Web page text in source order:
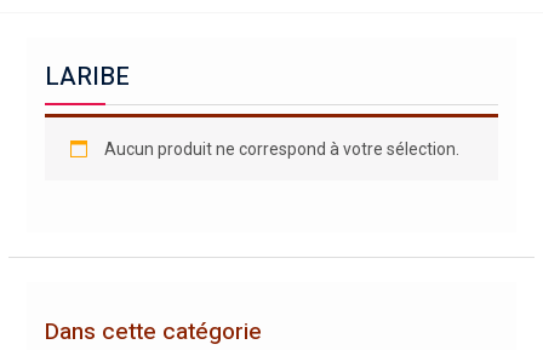
LARIBE
Aucun produit ne correspond à votre sélection.
Dans cette catégorie